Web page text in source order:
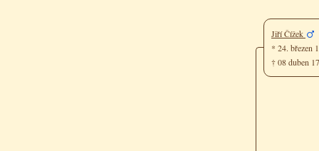
Jiří Čížek
* 24. březen
† 08 duben